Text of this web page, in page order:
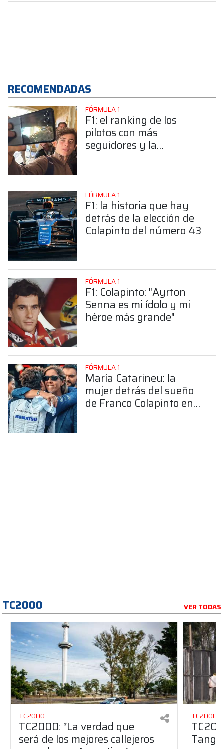
RECOMENDADAS
FÓRMULA 1
F1: el ranking de los
pilotos con más
seguidores y la
FÓRMULA 1
F1: la historia que hay
detrás de la elección de
Colapinto del número 43
FÓRMULA 1
F1: Colapinto: "Ayrton
Senna es mi ídolo y mi
héroe más grande"
FÓRMULA 1
María Catarineu: la
mujer detrás del sueño
de Franco Colapinto en
TC2000 VER TODAS
TC2000
TC2000: “La verdad que
será de los mejores callejeros
TC2000